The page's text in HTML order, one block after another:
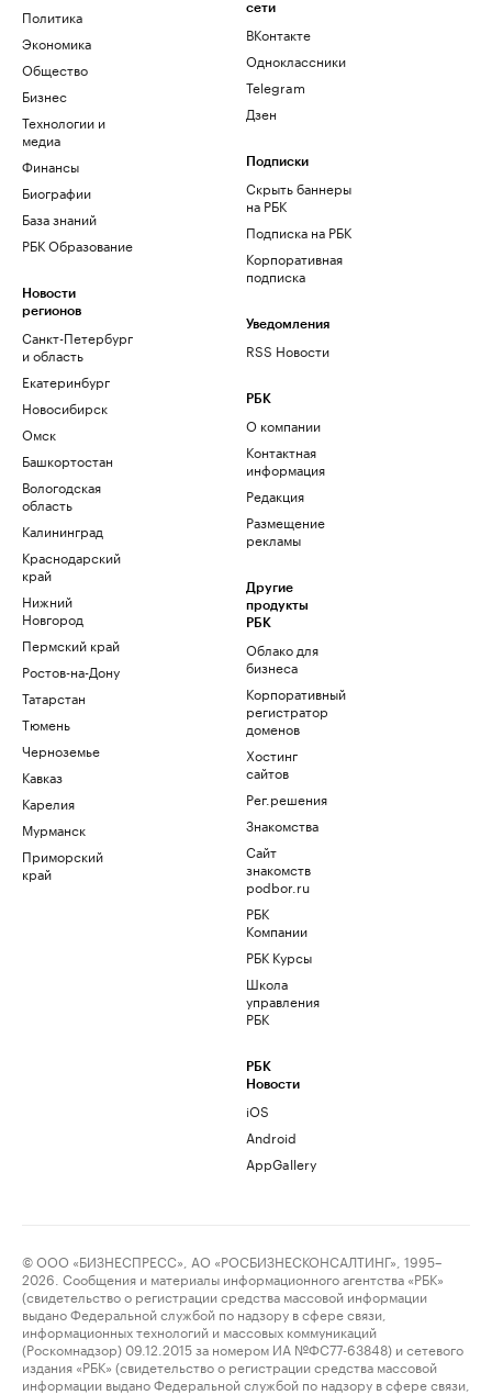
Политика
Экономика
Общество
Бизнес
Технологии и
медиа
Финансы
Биографии
База знаний
РБК Образование
Новости
регионов
Санкт-Петербург
и область
Екатеринбург
Новосибирск
Омск
Башкортостан
Вологодская
область
Калининград
Краснодарский
край
Нижний
Новгород
Пермский край
Ростов-на-Дону
Татарстан
Тюмень
Черноземье
Кавказ
Карелия
Мурманск
Приморский
край
сети
ВКонтакте
Одноклассники
Telegram
Дзен
Подписки
Скрыть баннеры
на РБК
Подписка на РБК
Корпоративная
подписка
Уведомления
RSS Новости
РБК
О компании
Контактная
информация
Редакция
Размещение
рекламы
Другие
продукты
РБК
Облако для
бизнеса
Корпоративный
регистратор
доменов
Хостинг
сайтов
Рег.решения
Знакомства
Сайт
знакомств
podbor.ru
РБК
Компании
РБК Курсы
Школа
управления
РБК
РБК
Новости
iOS
Android
AppGallery
© ООО «БИЗНЕСПРЕСС», АО «РОСБИЗНЕСКОНСАЛТИНГ», 1995–
2026. Сообщения и материалы информационного агентства «РБК»
(свидетельство о регистрации средства массовой информации
выдано Федеральной службой по надзору в сфере связи,
информационных технологий и массовых коммуникаций
(Роскомнадзор) 09.12.2015 за номером ИА №ФС77-63848) и сетевого
издания «РБК» (свидетельство о регистрации средства массовой
информации выдано Федеральной службой по надзору в сфере связи,